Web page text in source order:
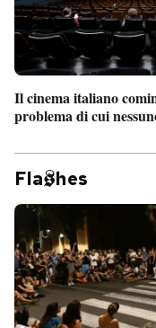
Il cinema italiano
problema di cui
Fla hes